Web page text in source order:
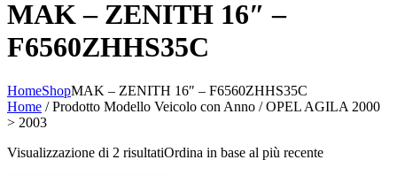
MAK – ZENITH 16″ –
F6560ZHHS35C
HomeShopMAK – ZENITH 16″ – F6560ZHHS35C
Home / Prodotto Modello Veicolo con Anno / OPEL AGILA 2000
> 2003
Visualizzazione di 2 risultatiOrdina in base al più recente